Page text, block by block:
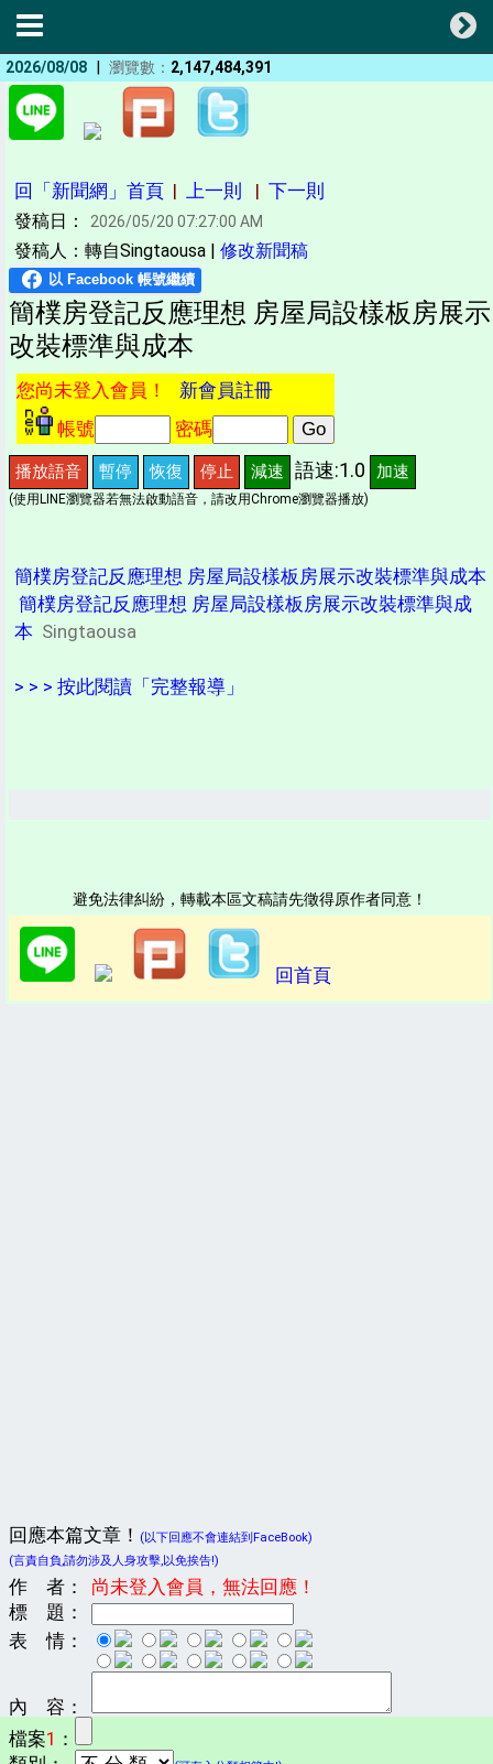
2026/08/08 | 瀏覽數： 2,147,484,391
回「新聞網」首頁 | 上一則 | 下一則
發稿日： 2026/05/20 07:27:00 AM
發稿人：轉自Singtaousa | 修改新聞稿
簡樸房登記反應理想 房屋局設樣板房展示
改裝標準與成本
您尚未登入會員！ 新會員註冊
帳號
密碼
播放語音 暫停 恢復 停止 減速 語速:1.0 加速
(使用LINE瀏覽器若無法啟動語音，請改用Chrome瀏覽器播放)
簡樸房登記反應理想 房屋局設樣板房展示改裝標準與成本
簡樸房登記反應理想 房屋局設樣板房展示改裝標準與成
本 Singtaousa
> > > 按此閱讀「完整報導」
避免法律糾紛，轉載本區文稿請先徵得原作者同意！
回首頁
回應本篇文章！
(以下回應不會連結到FaceBook)
(言責自負,請勿涉及人身攻擊,以免挨告!)
作 者：
尚未登入會員，無法回應！
標 題：
表 情：
內 容：
檔案1 ：